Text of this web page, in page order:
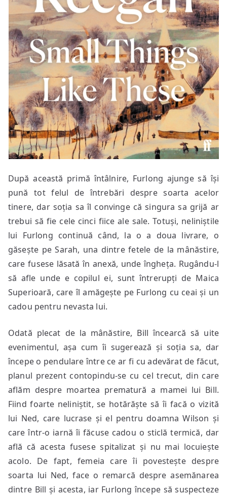
După această primă întâlnire, Furlong ajunge să își
pună tot felul de întrebări despre soarta acelor
tinere, dar soția sa îl convinge că singura sa grijă ar
trebui să fie cele cinci fiice ale sale. Totuși, neliniștile
lui Furlong continuă când, la o a doua livrare, o
găsește pe Sarah, una dintre fetele de la mânăstire,
care fusese lăsată în anexă, unde îngheța. Rugându-l
să afle unde e copilul ei, sunt întrerupți de Maica
Superioară, care îl amăgește pe Furlong cu ceai și un
cadou pentru nevasta lui.
Odată plecat de la mânăstire, Bill încearcă să uite
evenimentul, așa cum îi sugerează și soția sa, dar
începe o pendulare între ce ar fi cu adevărat de făcut,
planul prezent contopindu-se cu cel trecut, din care
aflăm despre moartea prematură a mamei lui Bill.
Fiind foarte neliniștit, se hotărăște să îi facă o vizită
lui Ned, care lucrase și el pentru doamna Wilson și
care într-o iarnă îi făcuse cadou o sticlă termică, dar
află că acesta fusese spitalizat și nu mai locuiește
acolo. De fapt, femeia care îi povestește despre
soarta lui Ned, face o remarcă despre asemănarea
dintre Bill și acesta, iar Furlong începe să suspecteze